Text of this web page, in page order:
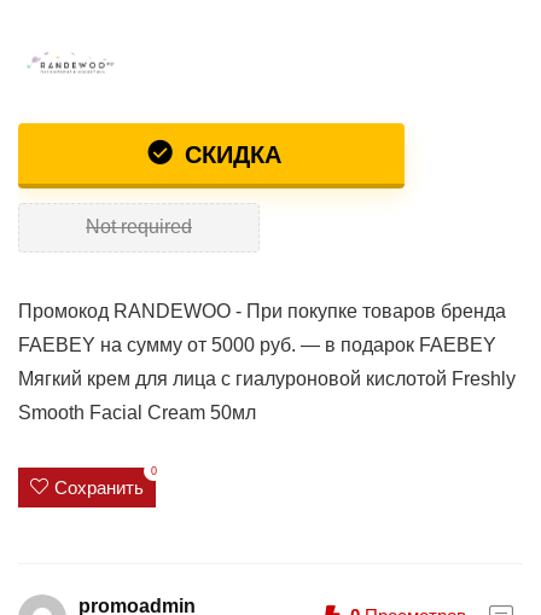
СКИДКА
Not required
Промокод RANDEWOO - При покупке товаров бренда
FAEBEY на сумму от 5000 руб. — в подарок FAEBEY
Мягкий крем для лица с гиалуроновой кислотой Freshly
Smooth Facial Cream 50мл
Сохранить
0
promoadmin